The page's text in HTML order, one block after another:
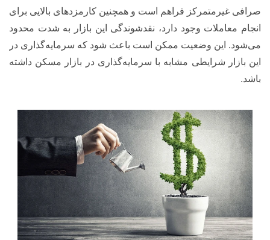
صرافی غیرمتمرکز فراهم است و همچنین کارمزد‌های بالایی برای
انجام معاملات وجود دارد، نقدشوندگی این بازار به شدت محدود
می‌شود. این وضعیت ممکن است باعث شود که سرمایه‌گذاری در
این بازار شرایطی مشابه با سرمایه‌گذاری در بازار مسکن داشته
باشد.